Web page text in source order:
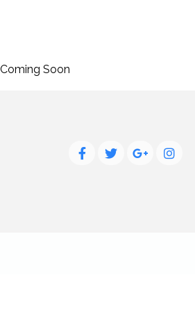
Coming Soon